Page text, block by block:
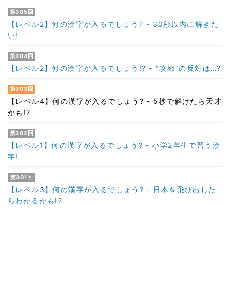
第305回
【レベル2】何の漢字が入るでしょう? - 30秒以内に解きた
い!
第304回
【レベル2】何の漢字が入るでしょう!? - "攻め"の反対は…?
第303回
【レベル4】何の漢字が入るでしょう? - 5秒で解けたら天才
かも!?
第302回
【レベル1】何の漢字が入るでしょう? - 小学2年生で習う漢
字!
第301回
【レベル3】何の漢字が入るでしょう? - 日本を飛び出した
らわかるかも!?